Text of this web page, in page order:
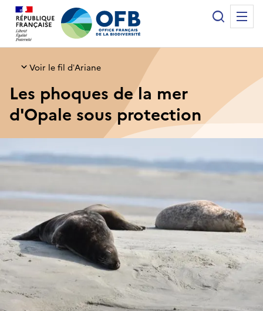
Office français de la biodiversité
Recherche
Voir le fil d’Ariane
Les phoques de la mer
d'Opale sous protection
Panneau de gestion des cookies